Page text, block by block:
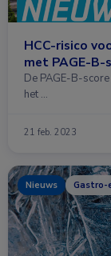
HCC-risico
met PAGE-B-
De PAGE-B-
het …
21 feb. 2023
Nieuws Gastro-